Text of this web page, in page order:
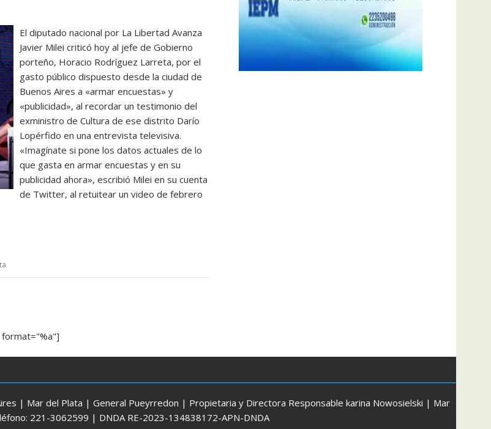
El diputado nacional por La Libertad Avanza
Javier Milei criticó hoy al jefe de Gobierno
porteño, Horacio Rodríguez Larreta, por el
gasto público dispuesto desde la ciudad de
Buenos Aires a «armar encuestas» y
«publicidad», al recordar un testimonio del
exministro de Cultura de ese distrito Darío
Lopérfido en una entrevista televisiva.
«Imagínate si pone los datos actuales de lo
que gasta en armar encuestas y en su
publicidad ahora», escribió Milei en su cuenta
de Twitter, al retuitear un video de febrero
| Mar del Plata | General Pueyrredon | Propietaria y Directora Responsable karina Nowosielski | Mar
221-3062599 | DNDA RE-2023-134838172-APN-DNDA